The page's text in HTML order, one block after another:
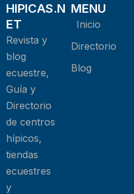
HIPICAS.N
ET
Revista y
blog
ecuestre,
Guía y
Directorio
de centros
hípicos,
tiendas
ecuestres
y
MENU
Inicio
Directorio
Blog